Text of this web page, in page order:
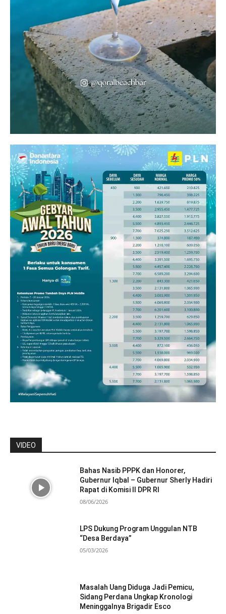
VIDEO
Bahas Nasib PPPK dan Honorer,
Gubernur Iqbal – Gubernur Sherly Hadiri
Rapat di Komisi II DPR RI
08/06/2026
LPS Dukung Program Unggulan NTB
“Desa Berdaya”
05/03/2026
Masalah Uang Diduga Jadi Pemicu,
Sidang Perdana Ungkap Kronologi
Meninggalnya Brigadir Esco